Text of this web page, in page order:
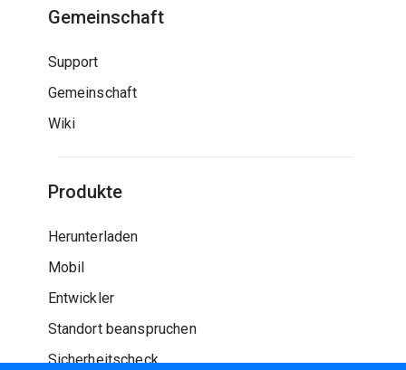
Gemeinschaft
Support
Gemeinschaft
Wiki
Produkte
Herunterladen
Mobil
Entwickler
Standort beanspruchen
Sicherheitscheck